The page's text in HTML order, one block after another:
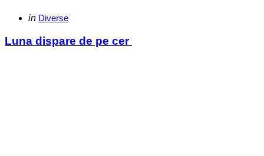
Categories
Posted
in Diverse
Luna dispare de pe cer